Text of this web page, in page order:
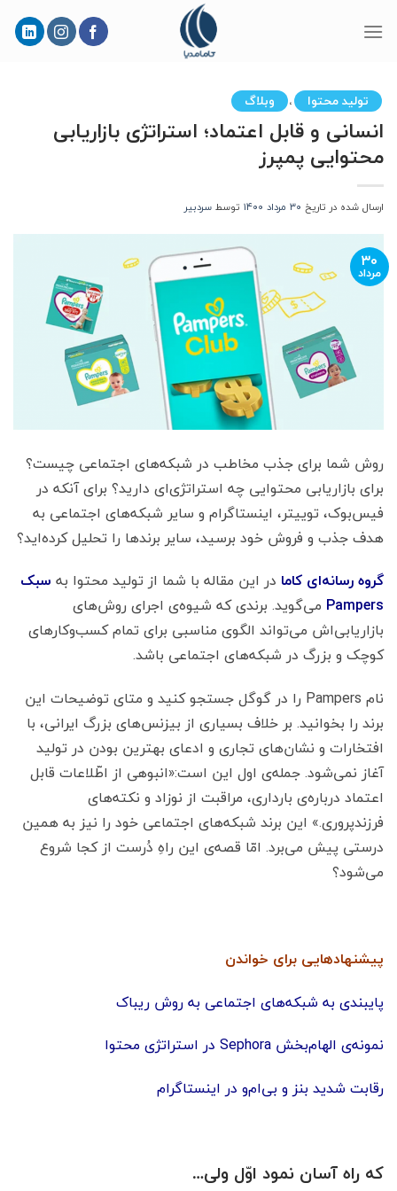
تولید محتوا ، وبلاگ
انسانی و قابل اعتماد؛ استراتژی بازاریابی
محتوایی پمپرز
ارسال شده در تاریخ ۳۰ مرداد ۱۴۰۰ توسط سردبیر
۳۰
مرداد
روش شما برای جذب مخاطب در شبکه‌های اجتماعی چیست؟
برای بازاریابی محتوایی چه استراتژی‌ای دارید؟ برای آنکه در
فیس‌بوک، توییتر، اینستاگرام و سایر شبکه‌های اجتماعی به
هدف جذب و فروش خود برسید، سایر برندها را تحلیل کرده‌اید؟
گروه رسانه‌ای کاما در این مقاله با شما از تولید محتوا به سبک
Pampers می‌گوید. برندی که شیوه‌ی اجرای روش‌های
بازاریابی‌اش می‌تواند الگوی مناسبی برای تمام کسب‌وکارهای
کوچک و بزرگ در شبکه‌های اجتماعی باشد.
نام Pampers را در گوگل جستجو کنید و متای توضیحات این
برند را بخوانید. بر خلاف بسیاری از بیزنس‌های بزرگ ایرانی، با
افتخارات و نشان‌های تجاری و ادعای بهترین بودن در تولید
آغاز نمی‌شود. جمله‌ی اول این است:«انبوهی از اطّلاعات قابل
اعتماد درباره‌ی بارداری، مراقبت از نوزاد و نکته‌های
فرزندپروری.» این برند شبکه‌های اجتماعی خود را نیز به همین
درستی پیش می‌برد. امّا قصه‌ی این راهِ دُرست از کجا شروع
می‌شود؟
پیشنهادهایی برای خواندن
پایبندی به شبکه‌های اجتماعی به روش ریباک
نمونه‌ی الهام‌بخش Sephora در استراتژی محتوا
رقابت شدید بنز و بی‌ام‌و در اینستاگرام
که راه آسان نمود اوّل ولی…